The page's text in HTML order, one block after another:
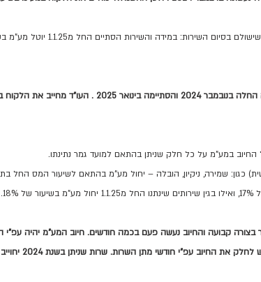
החיוב במע"מ על כל חלק שניתן בהתאם למועד גמר נתינתו.
כגון: שמירה, ניקיון, הובלה – יחול מע"מ בהתאם לשיעור המס החל
בצורה קבועה והחיוב נעשה פעם בכמה חודשים. חיוב המע"מ יהיה עפ"י